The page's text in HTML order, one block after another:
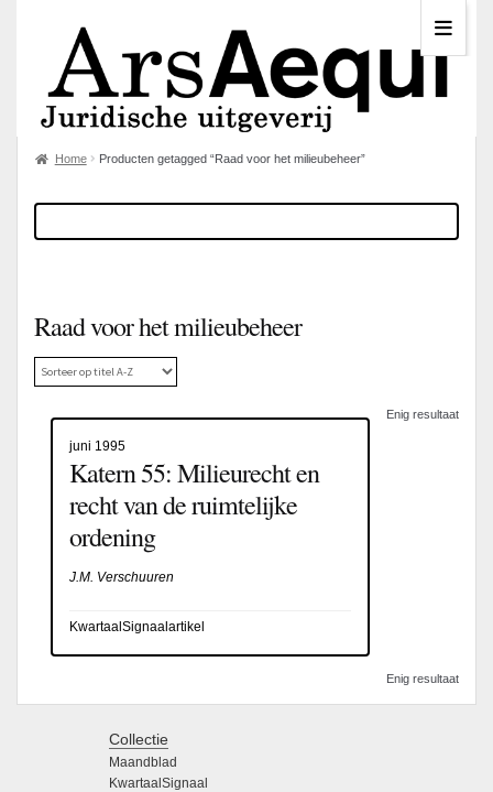
Home Producten getagged “Raad voor het milieubeheer”
Raad voor het milieubeheer
Enig resultaat
juni 1995
Katern 55: Milieurecht en
recht van de ruimtelijke
ordening
J.M. Verschuuren
KwartaalSignaalartikel
Enig resultaat
Collectie
Maandblad
KwartaalSignaal